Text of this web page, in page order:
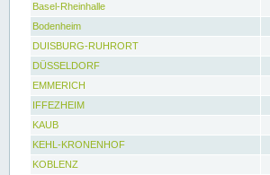
Basel-Rheinhalle
Bodenheim
DUISBURG-RUHRORT
DÜSSELDORF
EMMERICH
IFFEZHEIM
KAUB
KEHL-KRONENHOF
KOBLENZ